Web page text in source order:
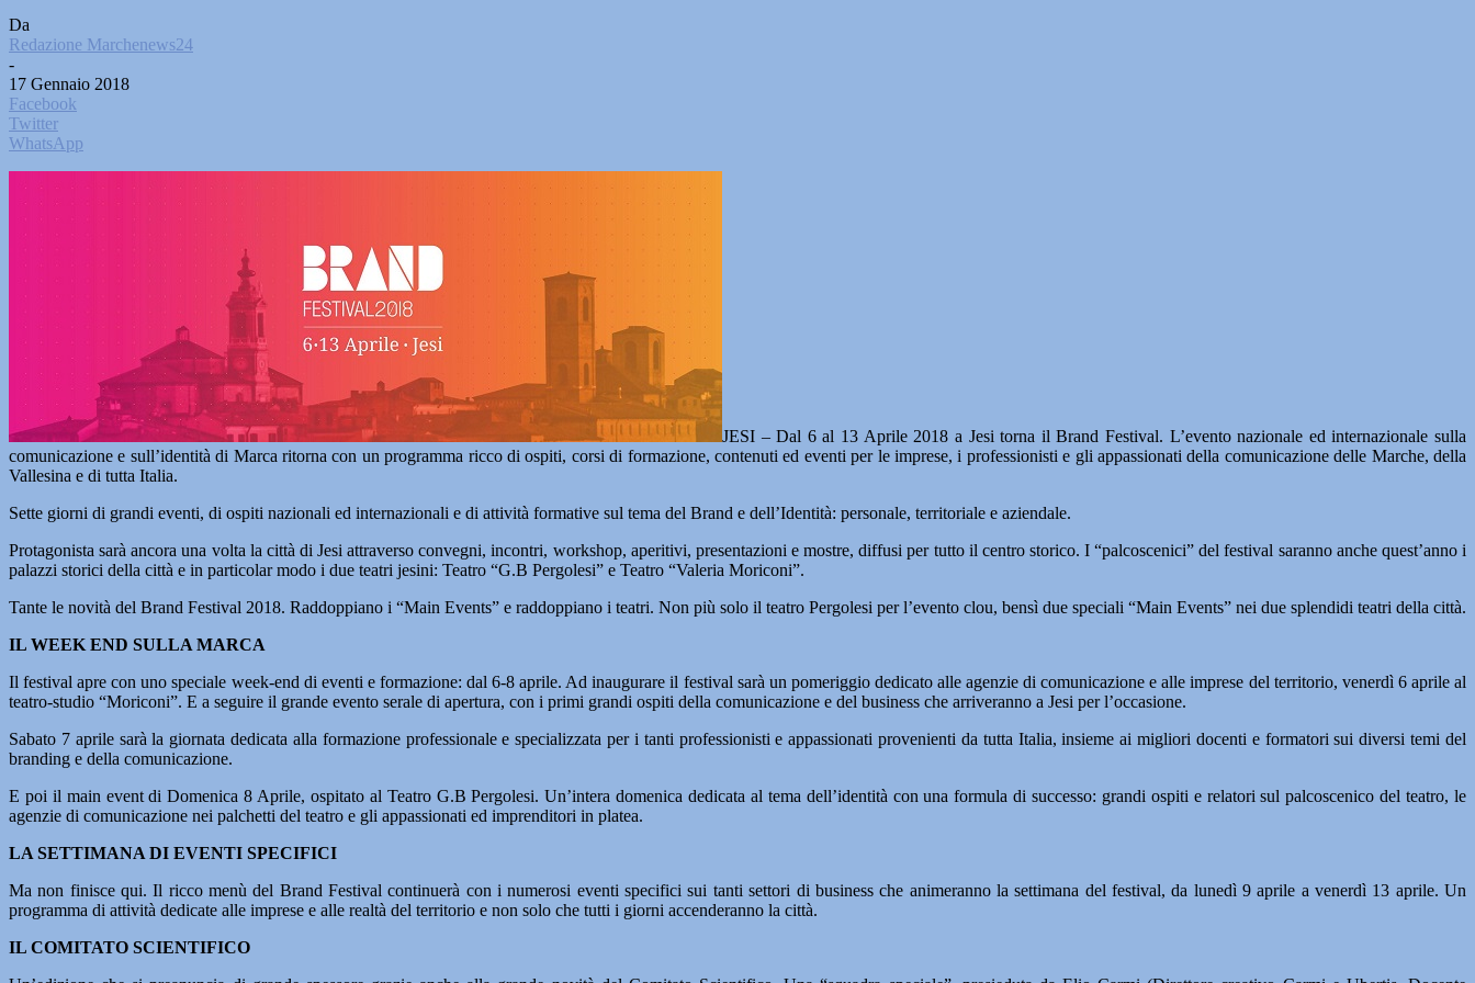
Da
Redazione Marchenews24
-
17 Gennaio 2018
Facebook
Twitter
WhatsApp
JESI – Dal 6 al 13 Aprile 2018 a Jesi torna il Brand Festival. L’evento nazionale ed internazionale sulla
comunicazione e sull’identità di Marca ritorna con un programma ricco di ospiti, corsi di formazione, contenuti ed eventi per le imprese, i professionisti e gli appassionati della comunicazione delle Marche, della
Vallesina e di tutta Italia.
Sette giorni di grandi eventi, di ospiti nazionali ed internazionali e di attività formative sul tema del Brand e dell’Identità: personale, territoriale e aziendale.
Protagonista sarà ancora una volta la città di Jesi attraverso convegni, incontri, workshop, aperitivi, presentazioni e mostre, diffusi per tutto il centro storico. I “palcoscenici” del festival saranno anche quest’anno i
palazzi storici della città e in particolar modo i due teatri jesini: Teatro “G.B Pergolesi” e Teatro “Valeria Moriconi”.
Tante le novità del Brand Festival 2018. Raddoppiano i “Main Events” e raddoppiano i teatri. Non più solo il teatro Pergolesi per l’evento clou, bensì due speciali “Main Events” nei due splendidi teatri della città.
IL WEEK END SULLA MARCA
Il festival apre con uno speciale week-end di eventi e formazione: dal 6-8 aprile. Ad inaugurare il festival sarà un pomeriggio dedicato alle agenzie di comunicazione e alle imprese del territorio, venerdì 6 aprile al
teatro-studio “Moriconi”. E a seguire il grande evento serale di apertura, con i primi grandi ospiti della comunicazione e del business che arriveranno a Jesi per l’occasione.
Sabato 7 aprile sarà la giornata dedicata alla formazione professionale e specializzata per i tanti professionisti e appassionati provenienti da tutta Italia, insieme ai migliori docenti e formatori sui diversi temi del
branding e della comunicazione.
E poi il main event di Domenica 8 Aprile, ospitato al Teatro G.B Pergolesi. Un’intera domenica dedicata al tema dell’identità con una formula di successo: grandi ospiti e relatori sul palcoscenico del teatro, le
agenzie di comunicazione nei palchetti del teatro e gli appassionati ed imprenditori in platea.
LA SETTIMANA DI EVENTI SPECIFICI
Ma non finisce qui. Il ricco menù del Brand Festival continuerà con i numerosi eventi specifici sui tanti settori di business che animeranno la settimana del festival, da lunedì 9 aprile a venerdì 13 aprile. Un
programma di attività dedicate alle imprese e alle realtà del territorio e non solo che tutti i giorni accenderanno la città.
IL COMITATO SCIENTIFICO